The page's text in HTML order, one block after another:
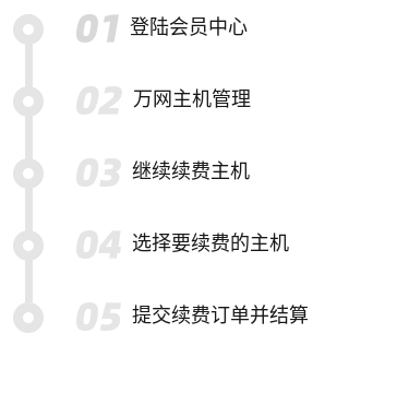
登陆会员中心
万网主机管理
继续续费主机
选择要续费的主机
提交续费订单并结算